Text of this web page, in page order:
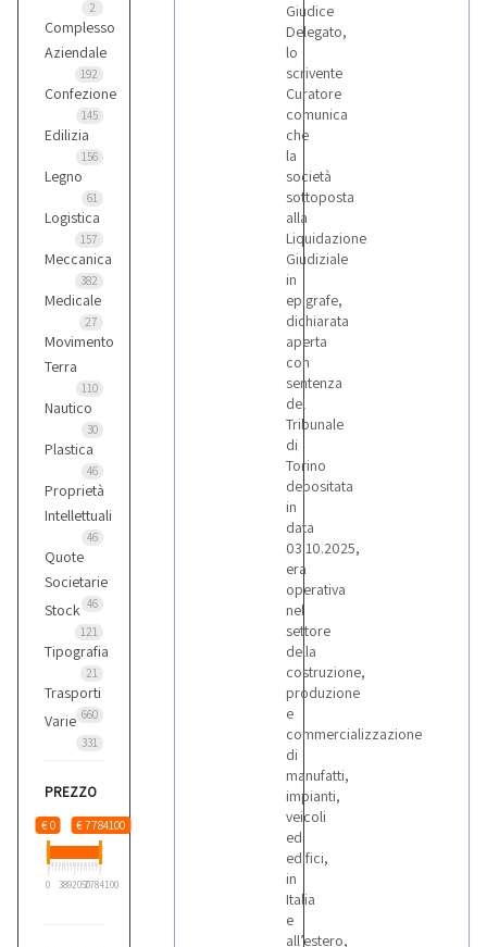
2
Complesso
Aziendale
192
Confezione
145
Edilizia
156
Legno
61
Logistica
157
Meccanica
382
Medicale
27
Movimento
Terra
110
Nautico
30
Plastica
46
Proprietà
Intellettuali
46
Quote
Societarie
46
Stock
121
Tipografia
21
Trasporti
660
Varie
331
PREZZO
€ 0 € 7784100
0 38920507784100
Giudice
Delegato,
lo
scrivente
Curatore
comunica
che
la
società
sottoposta
alla
Liquidazione
Giudiziale
in
epigrafe,
dichiarata
aperta
con
sentenza
del
Tribunale
di
Torino
depositata
in
data
03.10.2025,
era
operativa
nel
settore
della
costruzione,
produzione
e
commercializzazione
di
manufatti,
impianti,
veicoli
ed
edifici,
in
Italia
e
all’estero,